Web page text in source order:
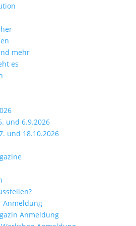
mehr
es
und 6.9.2026
und 18.10.2026
Anmeldung
Anmeldung